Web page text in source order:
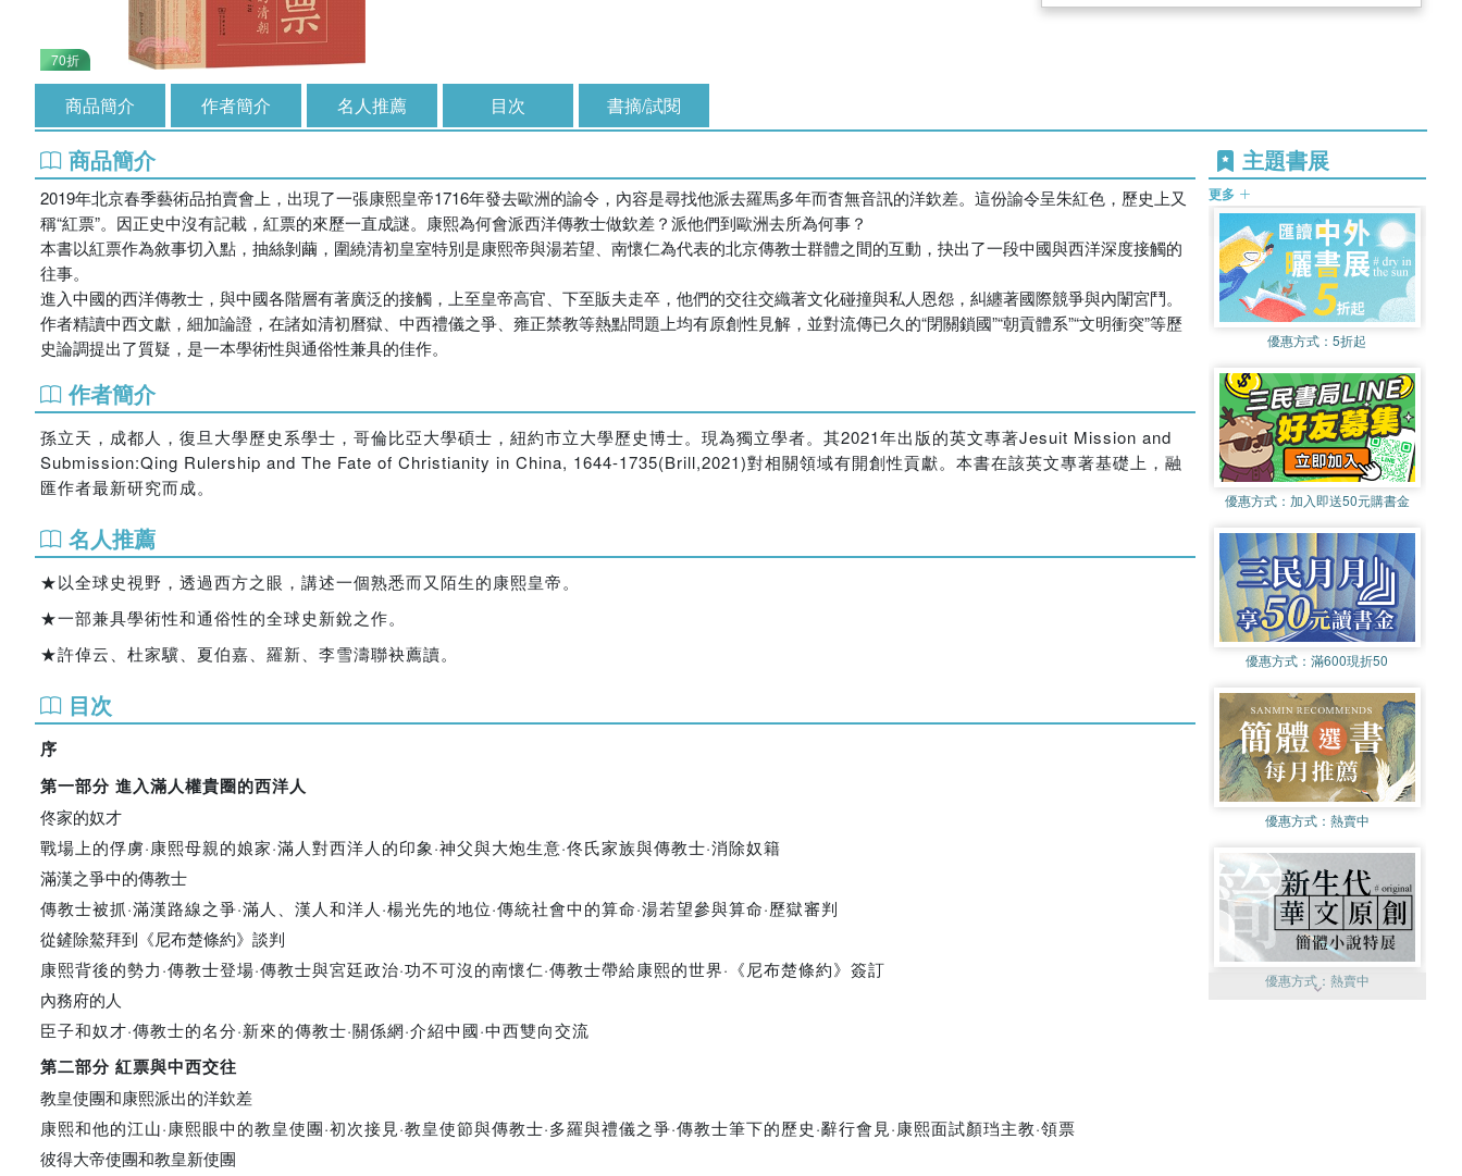
70折
商品簡介 作者簡介 名人推薦 目次 書摘/試閱
商品簡介
2019年北京春季藝術品拍賣會上，出現了一張康熙皇帝1716年發去歐洲的諭令，內容是尋找他派去羅馬多年而杳無音訊的洋欽差。這份諭令呈朱紅色，歷史上又
稱“紅票”。因正史中沒有記載，紅票的來歷一直成謎。康熙為何會派西洋傳教士做欽差？派他們到歐洲去所為何事？
本書以紅票作為敘事切入點，抽絲剝繭，圍繞清初皇室特別是康熙帝與湯若望、南懷仁為代表的北京傳教士群體之間的互動，抉出了一段中國與西洋深度接觸的
往事。
進入中國的西洋傳教士，與中國各階層有著廣泛的接觸，上至皇帝高官、下至販夫走卒，他們的交往交織著文化碰撞與私人恩怨，糾纏著國際競爭與內闈宮鬥。
作者精讀中西文獻，細加論證，在諸如清初曆獄、中西禮儀之爭、雍正禁教等熱點問題上均有原創性見解，並對流傳已久的“閉關鎖國”“朝貢體系”“文明衝突”等歷
史論調提出了質疑，是一本學術性與通俗性兼具的佳作。
作者簡介
孫立天，成都人，復旦大學歷史系學士，哥倫比亞大學碩士，紐約市立大學歷史博士。現為獨立學者。其2021年出版的英文專著Jesuit Mission and
Submission:Qing Rulership and The Fate of Christianity in China, 1644-1735(Brill,2021)對相關領域有開創性貢獻。本書在該英文專著基礎上，融
匯作者最新研究而成。
名人推薦
★以全球史視野，透過西方之眼，講述一個熟悉而又陌生的康熙皇帝。
★一部兼具學術性和通俗性的全球史新銳之作。
★許倬云、杜家驥、夏伯嘉、羅新、李雪濤聯袂薦讀。
目次
序
第一部分 進入滿人權貴圈的西洋人
佟家的奴才
戰場上的俘虜·康熙母親的娘家·滿人對西洋人的印象·神父與大炮生意·佟氏家族與傳教士·消除奴籍
滿漢之爭中的傳教士
傳教士被抓·滿漢路線之爭·滿人、漢人和洋人·楊光先的地位·傳統社會中的算命·湯若望參與算命·歷獄審判
從鏟除鰲拜到《尼布楚條約》談判
康熙背後的勢力·傳教士登場·傳教士與宮廷政治·功不可沒的南懷仁·傳教士帶給康熙的世界·《尼布楚條約》簽訂
內務府的人
臣子和奴才·傳教士的名分·新來的傳教士·關係網·介紹中國·中西雙向交流
第二部分 紅票與中西交往
教皇使團和康熙派出的洋欽差
康熙和他的江山·康熙眼中的教皇使團·初次接見·教皇使節與傳教士·多羅與禮儀之爭·傳教士筆下的歷史·辭行會見·康熙面試顏珰主教·領票
彼得大帝使團和教皇新使團
主題書展
更多
優惠方式：5折起
優惠方式： 加入即送50元購書金
優惠方式：滿600現折50
優惠方式： 熱賣中
優惠方式： 熱賣中